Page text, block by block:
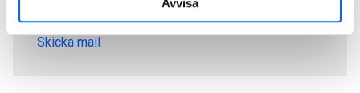
070 020 42 60
Skicka mail